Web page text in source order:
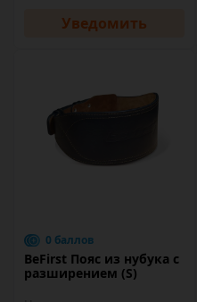
Уведомить
0 баллов
BeFirst Пояс из нубука с
разширением (S)